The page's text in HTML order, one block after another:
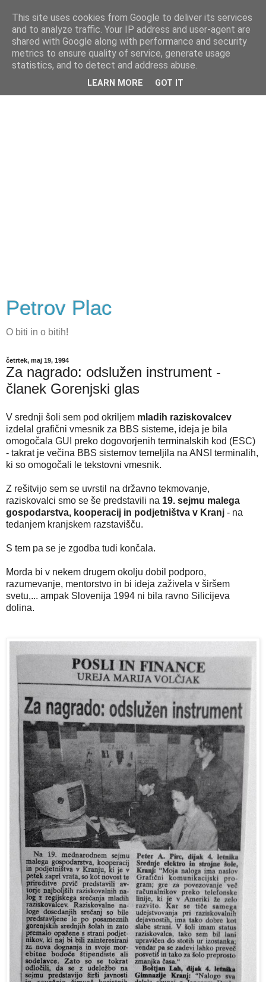
Petrov Plac
O biti in o bitih!
četrtek, maj 19, 1994
Za nagrado: odslužen instrument -
članek Gorenjski glas
V srednji šoli sem pod okriljem mladih raziskovalcev
izdelal grafični vmesnik za BBS sisteme, ideja je bila
omogočala GUI preko dogovorjenih terminalskih kod (ESC)
- takrat je večina BBS sistemov temeljila na ANSI terminalih,
ki so omogočali le tekstovni vmesnik.
Z rešitvijo sem se uvrstil na državno tekmovanje,
raziskovalci smo se še predstavili na 19. sejmu malega
gospodarstva, kooperacij in podjetništva v Kranj - na
tedanjem kranjskem razstavišču.
S tem pa se je zgodba tudi končala.
Morda bi v nekem drugem okolju dobil podporo,
razumevanje, mentorstvo in bi ideja zaživela v širšem
svetu,... ampak Slovenija 1994 ni bila ravno Silicijeva
dolina.
This site uses cookies from Google to deliver its services
and to analyze traffic. Your IP address and user-agent are
shared with Google along with performance and security
metrics to ensure quality of service, generate usage
statistics, and to detect and address abuse.
LEARN MORE GOT IT